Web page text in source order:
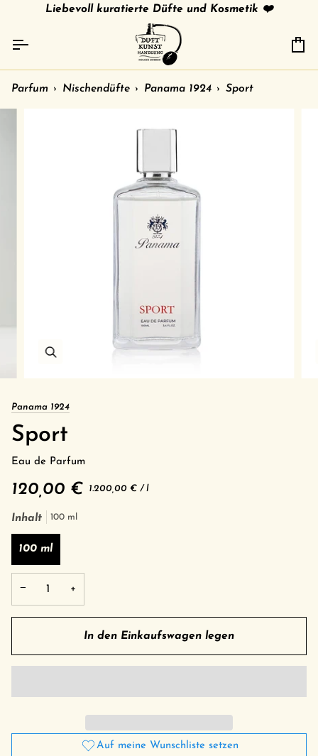
Inhalt
Liebevoll kuratierte Düfte und Kosmetik ❤️
gratis Versand in 🇩🇪 ab 79 € /shipment to other
Parfum › Nischendüfte › Panama 1924 › Sport
Panama 1924
Sport
Eau de Parfum
120,00 € Grundpreis
1.200,00 € /pro
l
Inhalt 100 ml
100 ml
− +
In den Einkaufswagen legen
Auf meine Wunschliste setzen